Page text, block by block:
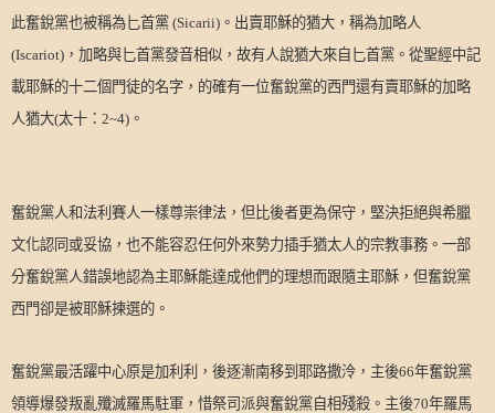
此奮銳黨也被稱為匕首黨 (Sicarii) 。出賣耶穌的猶大，稱為加略人
(Iscariot) ，加略與匕首黨發音相似，故有人說猶大來自匕首黨。從聖經中記
載耶穌的十二個門徒的名字，的確有一位奮銳黨的西門還有賣耶穌的加略
人猶大(太十： 2~4) 。
奮銳黨人和法利賽人一樣尊崇律法，但比後者更為保守，堅決拒絕與希臘
文化認同或妥協，也不能容忍任何外來勢力插手猶太人的宗教事務。一部
分奮銳黨人錯誤地認為主耶穌能達成他們的理想而跟隨主耶穌，但奮銳黨
西門卻是被耶穌揀選的。
奮銳黨最活躍中心原是加利利，後逐漸南移到耶路撒泠，主後66年奮銳黨
領導爆發叛亂殲滅羅馬駐軍，惜祭司派與奮銳黨自相殘殺。主後70年羅馬